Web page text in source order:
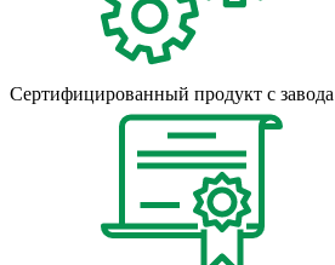
Сертифицированный продукт с завода